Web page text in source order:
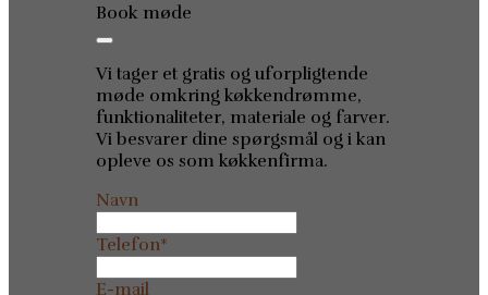
Book møde
Vi tager et gratis og uforpligtende
møde omkring køkkendrømme,
funktionaliteter, materiale og farver.
Vi besvarer dine spørgsmål og i kan
opleve os som køkkenfirma.
Navn
Telefon*
E-mail